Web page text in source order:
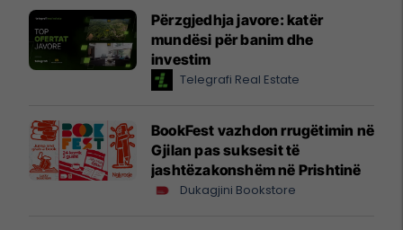
Përzgjedhja javore: katër
mundësi për banim dhe
investim
Telegrafi Real Estate
BookFest vazhdon rrugëtimin në
Gjilan pas suksesit të
jashtëzakonshëm në Prishtinë
Dukagjini Bookstore